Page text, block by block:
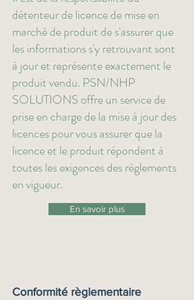
détenteur de licence de mise en
marché de produit de s'assurer que
les informations s'y retrouvant sont
à jour et représente exactement le
produit vendu. PSN/NHP
SOLUTIONS offre un service de
prise en charge de la mise à jour des
licences pour vous assurer que la
licence et le produit répondent à
toutes les exigences des règlements
en vigueur.
Conformité règlementaire
En savoir plus